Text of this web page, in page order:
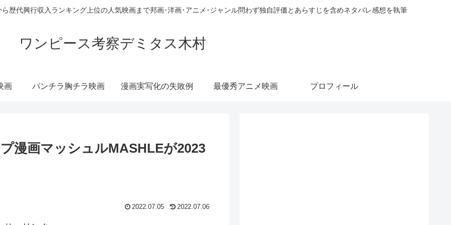
歴代興行収入ランキング上位の人気映画まで邦画･洋画･アニメ･ジャンル問わず独自評価とあらすじを含めネタバレ感想を執筆
ワンピース考察デミタス木村
画 パンチラ胸チラ映画 漫画実写化の失敗例 最優秀アニメ映画 プロフィール
漫画マッシュルMASHLEが2023
2022.07.05 2022.07.06